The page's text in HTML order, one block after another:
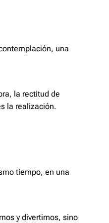
una
la rectitud de
la realización.
tiempo, en una
y divertirnos, sino